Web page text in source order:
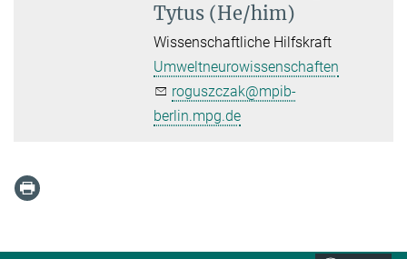
Tytus (He/him)
Wissenschaftliche Hilfskraft
Umweltneurowissenschaften
roguszczak@mpib-
berlin.mpg.de